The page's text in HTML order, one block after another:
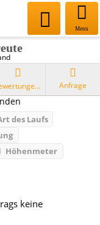
Menu
Bewertungen Anfrage
des Laufs
Höhenmeter
keine